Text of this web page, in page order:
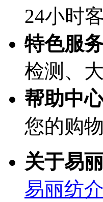
24小时
特色服
检测、
帮助中
您的购
关于易
易丽纺